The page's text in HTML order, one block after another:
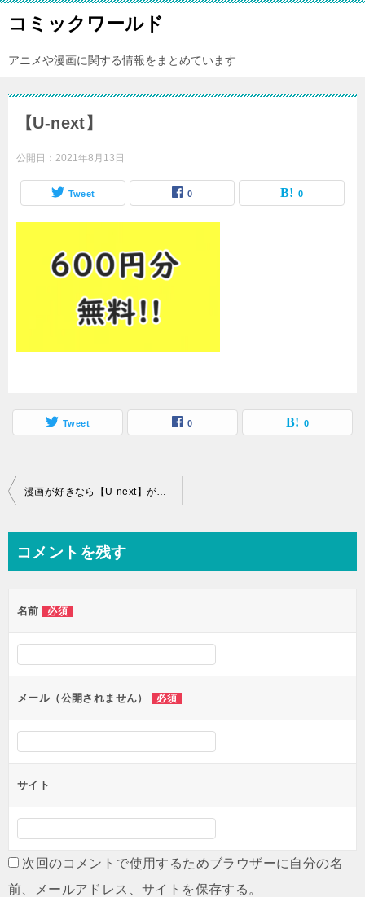
コミックワールド
アニメや漫画に関する情報をまとめています
【U-next】
公開日： 2021年8月13日
Tweet 0 0
Tweet 0 0
投
ビ
ー
シ
ン
漫画が好きなら【U-next】が熱い
コメントを残す
名前 必須
メール（公開されません） 必須
サイト
次回のコメントで使用するためブラウザーに自分の名
前、メールアドレス、サイトを保存する。